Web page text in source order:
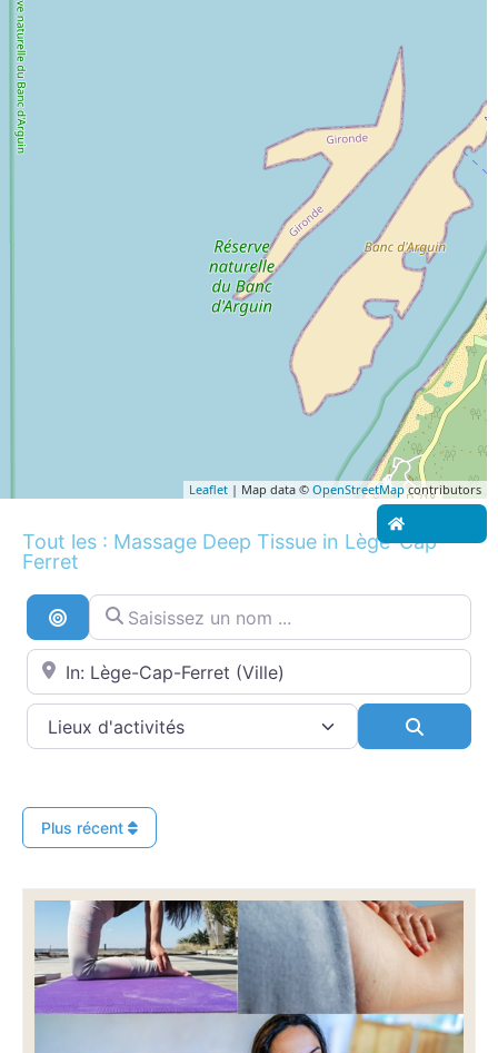
Leaflet | Map data © OpenStreetMapcontributors
Tout les : Massage Deep Tissue in Lège-Cap-
Ferret
Recherche par distance
Saisissez un nom ...
Proche de...
Plus récent